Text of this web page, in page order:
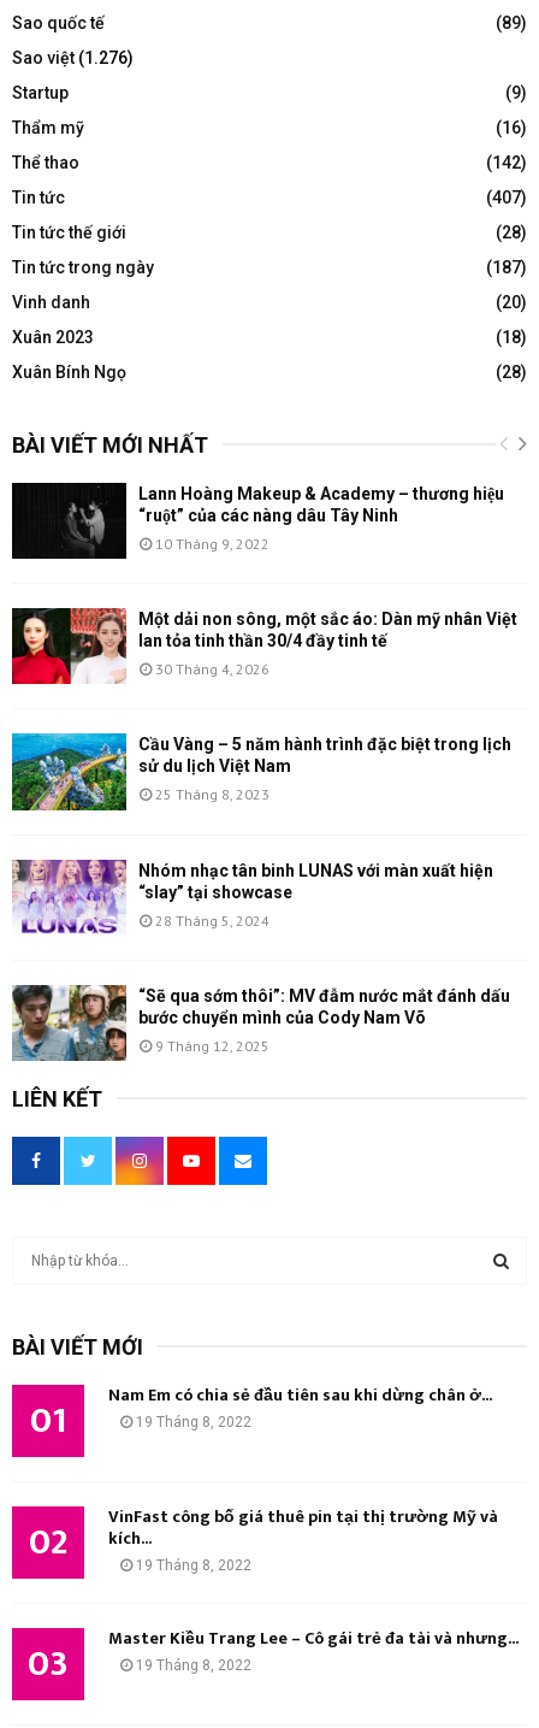
Sao quốc tế
(89)
Sao việt (1.276)
Startup
(9)
Thẩm mỹ
(16)
Thể thao
(142)
Tin tức
(407)
Tin tức thế giới
(28)
Tin tức trong ngày
(187)
Vinh danh
(20)
Xuân 2023
(18)
Xuân Bính Ngọ
(28)
BÀI VIẾT MỚI NHẤT
Lann Hoàng Makeup & Academy – thương hiệu
“ruột” của các nàng dâu Tây Ninh
10 Tháng 9, 2022
Một dải non sông, một sắc áo: Dàn mỹ nhân Việt
lan tỏa tinh thần 30/4 đầy tinh tế
30 Tháng 4, 2026
Cầu Vàng – 5 năm hành trình đặc biệt trong lịch
sử du lịch Việt Nam
25 Tháng 8, 2023
Nhóm nhạc tân binh LUNAS với màn xuất hiện
“slay” tại showcase
28 Tháng 5, 2024
“Sẽ qua sớm thôi”: MV đẫm nước mắt đánh dấu
bước chuyển mình của Cody Nam Võ
9 Tháng 12, 2025
LIÊN KẾT
BÀI VIẾT MỚI
01 Nam Em có chia sẻ đầu tiên sau khi dừng chân ở...
19 Tháng 8, 2022
02 VinFast công bố giá thuê pin tại thị trường Mỹ và
kích...
19 Tháng 8, 2022
03 Master Kiều Trang Lee – Cô gái trẻ đa tài và nhưng...
19 Tháng 8, 2022